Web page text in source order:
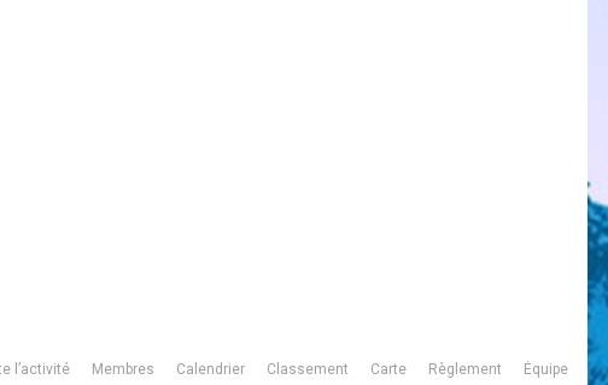
l’activité Membres Calendrier Classement Carte Règlement Équipe